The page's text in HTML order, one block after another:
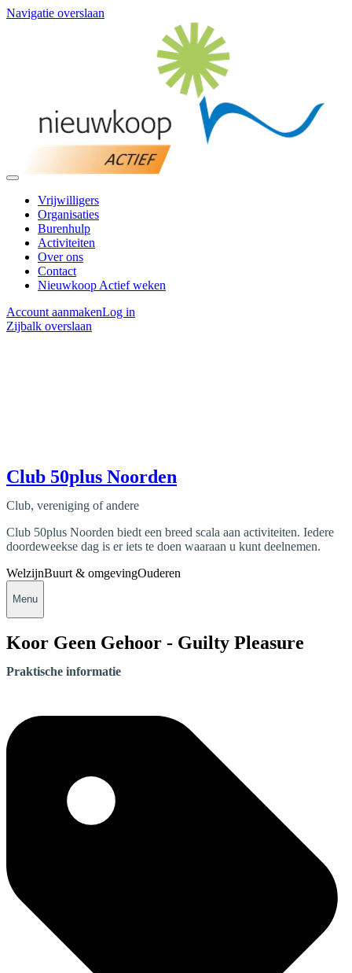
Navigatie overslaan
Vrijwilligers
Organisaties
Burenhulp
Activiteiten
Over ons
Contact
Nieuwkoop Actief weken
Account aanmakenLog in
Zijbalk overslaan
Club 50plus Noorden
Club, vereniging of andere
Club 50plus Noorden biedt een breed scala aan activiteiten. Iedere
doordeweekse dag is er iets te doen waaraan u kunt deelnemen.
WelzijnBuurt & omgevingOuderen
Menu
Koor Geen Gehoor - Guilty Pleasure
Praktische informatie